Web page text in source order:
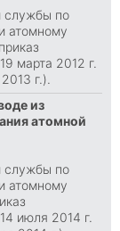
службы по
атомному
марта 2012 г.
г.).
из
атомной
службы по
атомному
июля 2014 г.